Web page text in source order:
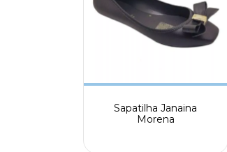
Sapatilha Janaina
Morena